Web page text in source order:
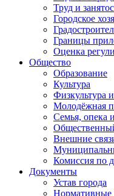
Труд и
Городское
Границы
Оценка
Общество
Образование
Культура
Физкультура
Молодёжная
Семья, опека
Внешние
Комиссия по
Документы
Устав города
Нормативные